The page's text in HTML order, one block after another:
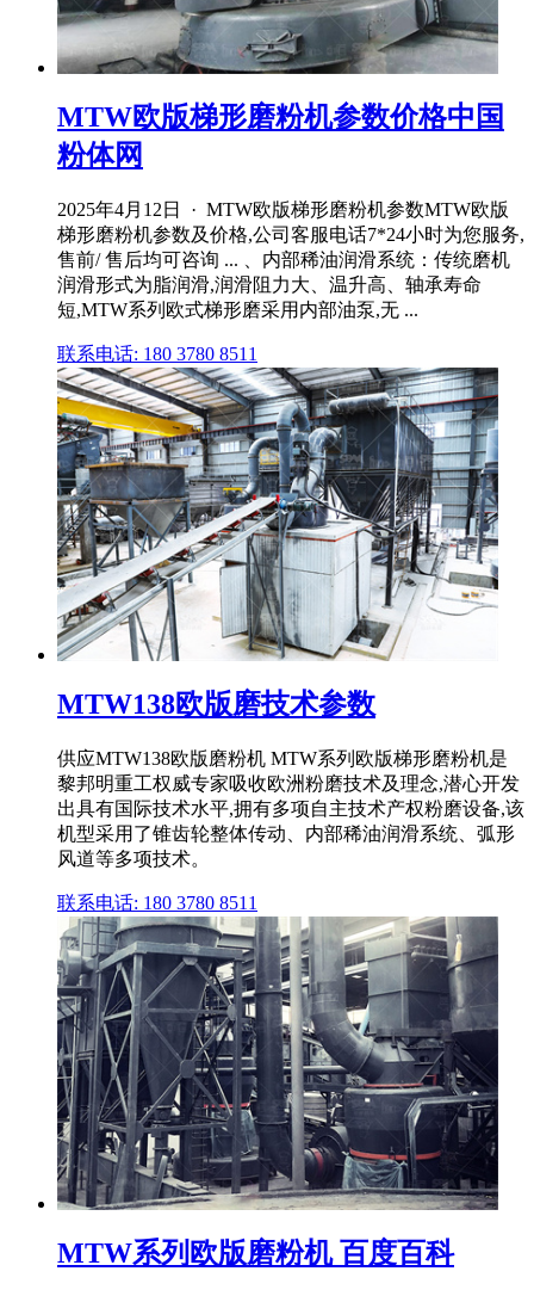
MTW欧版梯形磨粉机参数价格中国
粉体网
2025年4月12日 · MTW欧版梯形磨粉机参数MTW欧版
梯形磨粉机参数及价格,公司客服电话7*24小时为您服务,
售前/ 售后均可咨询 ... 、内部稀油润滑系统：传统磨机
润滑形式为脂润滑,润滑阻力大、温升高、轴承寿命
短,MTW系列欧式梯形磨采用内部油泵,无 ...
联系电话: 180 3780 8511
MTW138欧版磨技术参数
供应MTW138欧版磨粉机 MTW系列欧版梯形磨粉机是
黎邦明重工权威专家吸收欧洲粉磨技术及理念,潜心开发
出具有国际技术水平,拥有多项自主技术产权粉磨设备,该
机型采用了锥齿轮整体传动、内部稀油润滑系统、弧形
风道等多项技术。
联系电话: 180 3780 8511
MTW系列欧版磨粉机 百度百科